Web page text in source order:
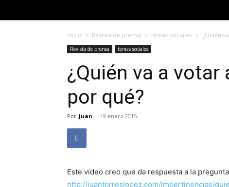
Inicio Revista de prensa temas sociales ¿Quién
Revista de prensa temas sociales
¿Quién va a votar
por qué?
Por Juan - 19 enero 2015
Este vídeo creo que da respuesta a la
http://juantorreslopez.com/impertinencias/